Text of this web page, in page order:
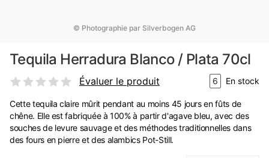
© Photographie par Silverbogen AG
Tequila Herradura Blanco / Plata 70cl
Évaluer le produit 6 En stock
Cette tequila claire mûrit pendant au moins 45 jours en fûts de
chêne. Elle est fabriquée à 100% à partir d'agave bleu, avec des
souches de levure sauvage et des méthodes traditionnelles dans
des fours en pierre et des alambics Pot-Still.